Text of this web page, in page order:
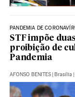
PANDEMIA DE
STF impõe
proibição de
Pandemia
AFONSO BENITES | Brasília |